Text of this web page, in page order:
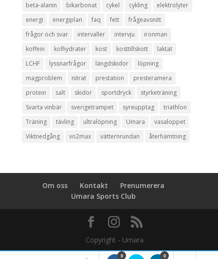
beta-alanin bikarbonat cykel cykling
elektrolyter
energi
energiplan faq fett
frågeavsnitt
frågor och svar
intervaller intervju
ironman
koffein
kolhydrater kost kosttillskott
laktat
LCHF
lyssnarfrågor längdskidor
löpning
magproblem
nitrat prestation
presteramera
protein
salt skidor sportdryck
styrketräning
Svarta vinbär
sverigetrampet syreupptag
triathlon
Träning
tävling ultralöpning Umara
vasaloppet
Viktnedgång
vo2max vätternrundan återhämtning
Om oss Kontakt
Prenumerera
Umara Sports Club
0 0